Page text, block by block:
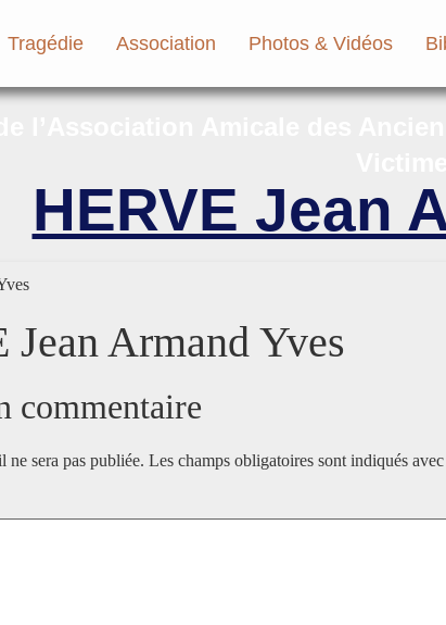
Tragédie Association Photos & Vidéos
HERVE Jean
Jean Armand Yves
commentaire
ne sera pas publiée. Les champs obligatoires sont indiqués avec